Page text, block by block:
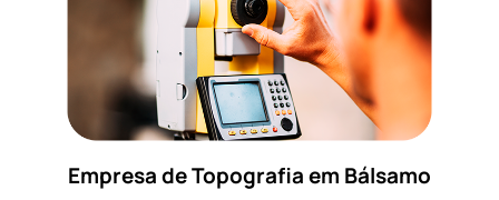
Empresa de Topografia em Bálsamo